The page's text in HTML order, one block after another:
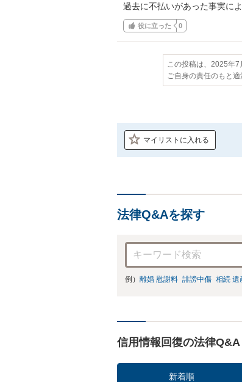
過去に不払いがあった事実に
役に立った 0
この投稿は、2025年7
ご自身の責任のもと
マイリストに入れる
法律Q&Aを探す
例） 離婚 慰謝料 誹謗中傷 相続 遺
信用情報回復の法律Q&A
新着順